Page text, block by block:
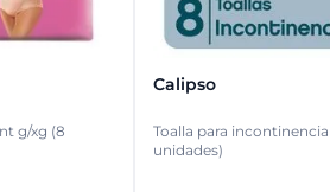
Calipso
Toalla para
unidades)